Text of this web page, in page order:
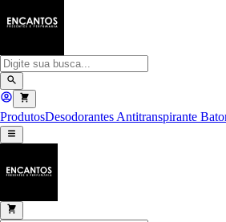
ProdutosDesodorantes Antitranspirante